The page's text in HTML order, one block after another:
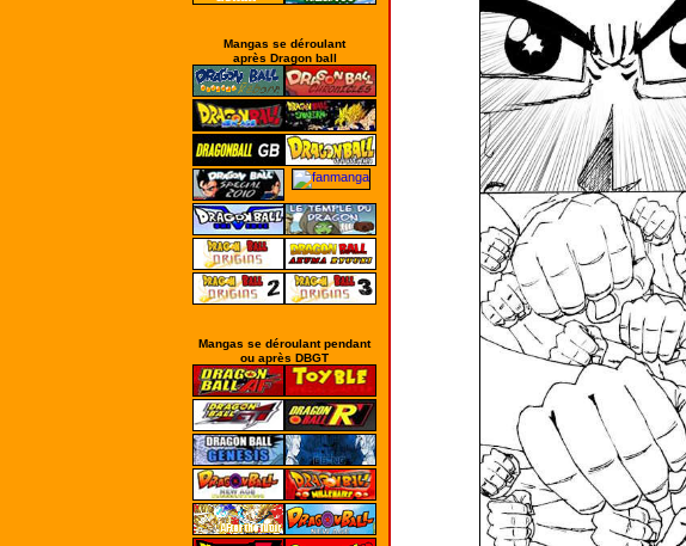
Mangas se déroulant
après Dragon ball
Mangas se déroulant pendant
ou après DBGT